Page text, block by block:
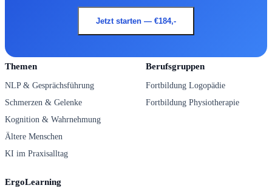
Jetzt starten — €184,-
Themen
NLP & Gesprächsführung
Schmerzen & Gelenke
Kognition & Wahrnehmung
Ältere Menschen
KI im Praxisalltag
Berufsgruppen
Fortbildung Logopädie
Fortbildung Physiotherapie
ErgoLearning